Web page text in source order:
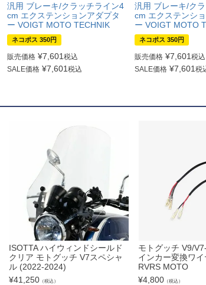
汎用 ブレーキ/クラッチライン4
cm エクステンションアダプタ
ー VOIGT MOTO TECHNIK
ネコポス 350円
販売価格 ¥7,601 税込
SALE価格 ¥7,601 税込
汎用 ブレーキ/ク
cm エクステンシ
ー VOIGT MOTO
ネコポス 350円
販売価格 ¥7,601 税込
SALE価格 ¥7,601 税
ISOTTA ハイウィンドシールド
クリア モトグッチ V7スペシャ
ル (2022-2024)
¥41,250 （税込）
モトグッチ V9/
インカー変換ワ
RVRS MOTO
¥4,800 （税込）